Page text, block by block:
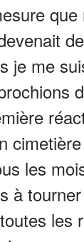
je me
les
à
les